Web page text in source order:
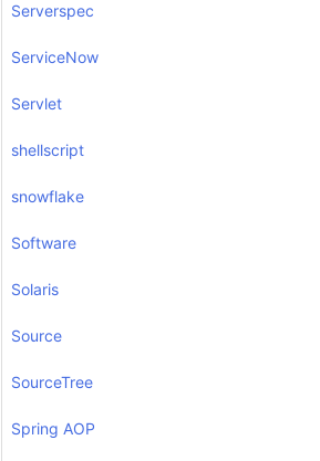
Serverspec
ServiceNow
Servlet
shellscript
snowflake
Software
Solaris
Source
SourceTree
Spring AOP